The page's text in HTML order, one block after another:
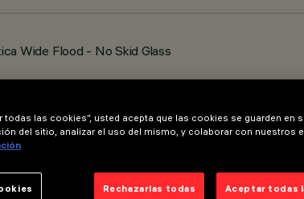
Wide Flood - No Skid Glass
todas las cookies”, usted acepta que las cookies se guarden en
del sitio, analizar el uso del mismo, y colaborar con nuestros
Rechazarlas todas Aceptar todas